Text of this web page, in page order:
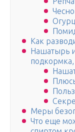
Как
Нашатырь
Меры
Что еще